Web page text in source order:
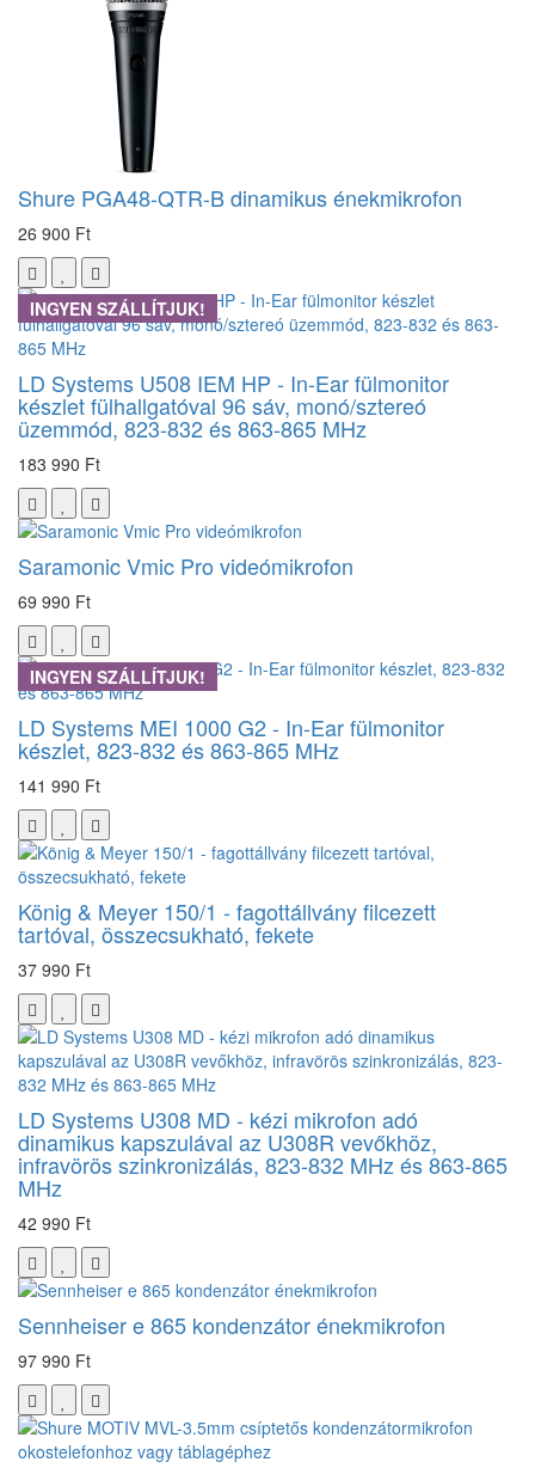
Shure PGA48-QTR-B dinamikus énekmikrofon
26 900 Ft
INGYEN SZÁLLÍTJUK!
LD Systems U508 IEM HP - In-Ear fülmonitor
készlet fülhallgatóval 96 sáv, monó/sztereó
üzemmód, 823-832 és 863-865 MHz
183 990 Ft
Saramonic Vmic Pro videómikrofon
69 990 Ft
INGYEN SZÁLLÍTJUK!
LD Systems MEI 1000 G2 - In-Ear fülmonitor
készlet, 823-832 és 863-865 MHz
141 990 Ft
König & Meyer 150/1 - fagottállvány filcezett
tartóval, összecsukható, fekete
37 990 Ft
LD Systems U308 MD - kézi mikrofon adó
dinamikus kapszulával az U308R vevőkhöz,
infravörös szinkronizálás, 823-832 MHz és 863-865
MHz
42 990 Ft
Sennheiser e 865 kondenzátor énekmikrofon
97 990 Ft